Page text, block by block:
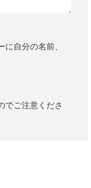
自分の名前、
でご注意くださ